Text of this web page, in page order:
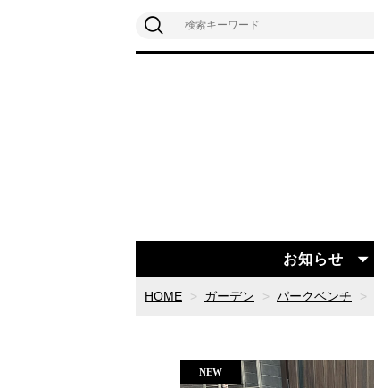
お知らせ
HOME ガーデン パークベンチ